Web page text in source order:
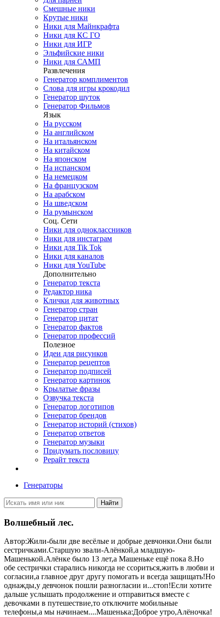
Смешные ники
Крутые ники
Ники для Майнкрафта
Ники для КС ГО
Ники для ИГР
Эльфийские ники
Ники для САМП
Развлечения
Генератор комплиментов
Слова для игры крокодил
Генератор шуток
Генератор Фильмов
Язык
На русском
На английском
На итальянском
На китайском
На японском
На испанском
На немецком
На французском
На арабском
На шведском
На румынском
Соц. Сети
Ники для одноклассников
Ники для инстаграм
Ники для Tik Tok
Ники для каналов
Ники для YouTube
Дополнительно
Генератор текста
Редактор ника
Клички для животных
Генератор стран
Генератор цитат
Генератор фактов
Генератор профессий
Полезное
Идеи для рисунков
Генератор рецептов
Генератор подписей
Генератор картинок
Крылатые фразы
Озвучка текста
Генератор логотипов
Генератор брендов
Генератор историй (стихов)
Генератор ответов
Генератор музыки
Придумать пословицу
Рерайт текста
Генераторы
Найти
Волшебный лес.
Автор:Жили-были две весёлые и добрые девчонки.Они были
сестричками.Старшую звали-Алёнкой,а младшую-
Машенькой.Алёнке было 13 лет,а Машеньке ещё пока 8.Но
обе сестрички старались никогда не ссориться,жить в любви и
согласии,а главное друг другу помогать и всегда защищать!Но
однажды,у девчонок пошли разногласии и...стоп!Если хотите
дальше услышать продолжение и отправиться вместе с
девочками в путешествие,то отключите мобильные
телефоны,а мы начинаем....Машенька:Доброе утро,Алёночка!